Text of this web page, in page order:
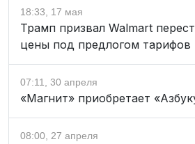
18:33, 17 мая
Трамп призвал Walmart
цены под предлогом тарифов
07:11, 30 апреля
«Магнит» приобретает
08:00, 27 апреля